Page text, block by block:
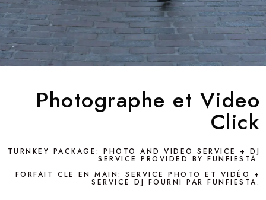
Photographe et Video
Click
TURNKEY PACKAGE: PHOTO AND VIDEO SERVICE + DJ
SERVICE PROVIDED BY FUNFIESTA.
FORFAIT CLE EN MAIN: SERVICE PHOTO ET VIDÉO +
SERVICE DJ FOURNI PAR FUNFIESTA.